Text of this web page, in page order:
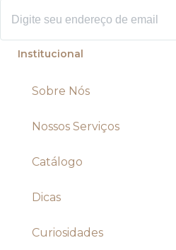
Institucional
Sobre Nós
Nossos Serviços
Catálogo
Dicas
Curiosidades